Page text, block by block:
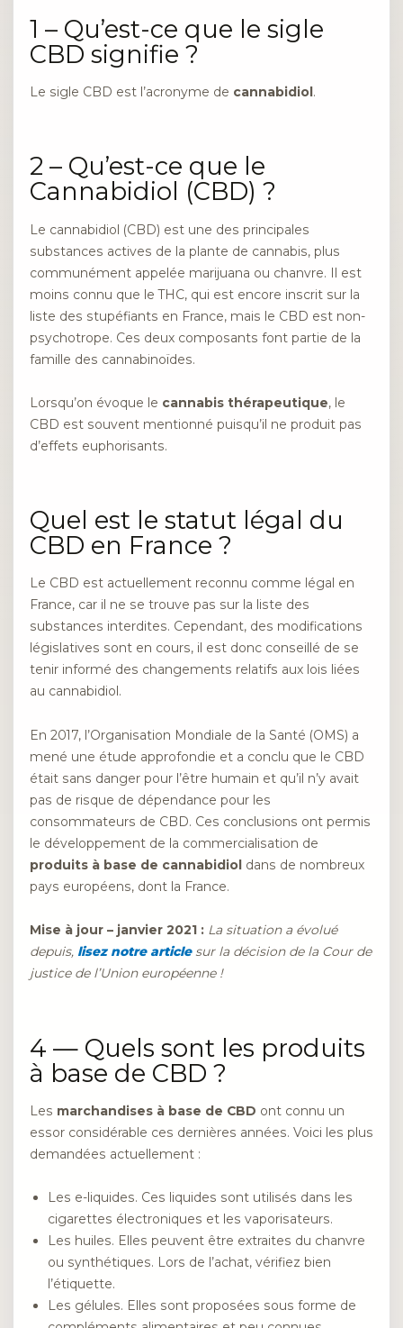
1 – Qu’est-ce que le sigle
CBD signifie ?
Le sigle CBD est l’acronyme de cannabidiol.
2 – Qu’est-ce que le
Cannabidiol (CBD) ?
Le cannabidiol (CBD) est une des principales
substances actives de la plante de cannabis, plus
communément appelée marijuana ou chanvre. Il est
moins connu que le THC, qui est encore inscrit sur la
liste des stupéfiants en France, mais le CBD est non-
psychotrope. Ces deux composants font partie de la
famille des cannabinoïdes.
Lorsqu’on évoque le cannabis thérapeutique, le
CBD est souvent mentionné puisqu’il ne produit pas
d’effets euphorisants.
Quel est le statut légal du
CBD en France ?
Le CBD est actuellement reconnu comme légal en
France, car il ne se trouve pas sur la liste des
substances interdites. Cependant, des modifications
législatives sont en cours, il est donc conseillé de se
tenir informé des changements relatifs aux lois liées
au cannabidiol.
En 2017, l’Organisation Mondiale de la Santé (OMS) a
mené une étude approfondie et a conclu que le CBD
était sans danger pour l’être humain et qu’il n’y avait
pas de risque de dépendance pour les
consommateurs de CBD. Ces conclusions ont permis
le développement de la commercialisation de
produits à base de cannabidiol dans de nombreux
pays européens, dont la France.
Mise à jour – janvier 2021 : La situation a évolué
depuis, lisez notre articlesur la décision de la Cour de
justice de l’Union européenne !
4 — Quels sont les produits
à base de CBD ?
Les marchandises à base de CBD ont connu un
essor considérable ces dernières années. Voici les plus
demandées actuellement :
Les e-liquides. Ces liquides sont utilisés dans les
cigarettes électroniques et les vaporisateurs.
Les huiles. Elles peuvent être extraites du chanvre
ou synthétiques. Lors de l’achat, vérifiez bien
l’étiquette.
Les gélules. Elles sont proposées sous forme de